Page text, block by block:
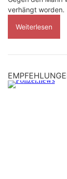
verhängt worden.
Weiterlesen